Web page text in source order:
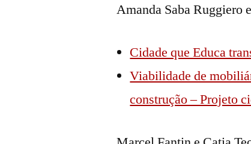
Amanda Saba Ruggiero
Cidade que Educa
Viabilidade de
construção – Projeto